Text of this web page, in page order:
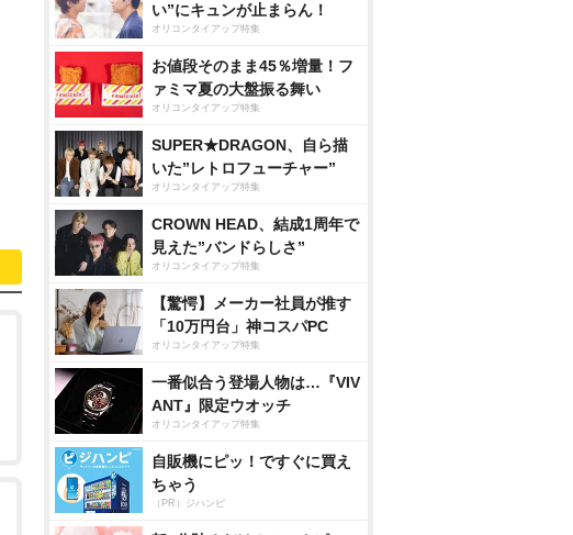
い”にキュンが止まらん！
オリコンタイアップ特集
お値段そのまま45％増量！フ
ァミマ夏の大盤振る舞い
オリコンタイアップ特集
SUPER★DRAGON、自ら描
いた”レトロフューチャー”
オリコンタイアップ特集
CROWN HEAD、結成1周年で
見えた”バンドらしさ”
オリコンタイアップ特集
【驚愕】メーカー社員が推す
「10万円台」神コスパPC
オリコンタイアップ特集
一番似合う登場人物は…『VIV
ANT』限定ウオッチ
オリコンタイアップ特集
自販機にピッ！ですぐに買え
ちゃう
（PR）ジハンピ